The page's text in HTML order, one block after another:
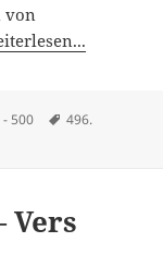
von
- 500 Schlagwörter
496.
– Vers 496
Vers